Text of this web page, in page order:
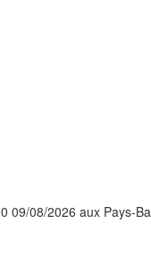
09/08/2026 aux Pays-